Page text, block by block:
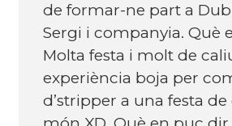
de formar-ne part a
Sergi i companyia. Què
Molta festa i molt de
experiència boja per
d’stripper a una festa de